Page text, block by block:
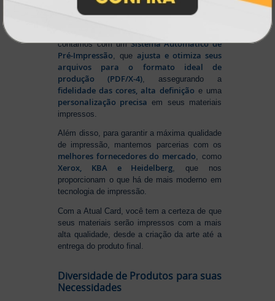
produzir seu material personalizado!
contamos com umSistema Automático de
Pré-Impressão , queajusta e otimiza seus
arquivos para o formato ideal de
produção (PDF/X-4) , assegurando a
fidelidade das cores, alta definição e uma
personalização precisa em seus materiais
impressos.
Além disso, para garantir a máxima qualidade
de impressão, mantemos parcerias com os
melhores fornecedores do mercado, como
Xerox, KBA e Heidelberg, que nos
proporcionam o que há de mais moderno em
tecnologia de impressão.
Com a Atual Card, você tem a certeza de que
seus materiais serão impressos com a mais
alta qualidade, desde a criação da arte até a
entrega do produto final.
Diversidade de Produtos para suas
Necessidades